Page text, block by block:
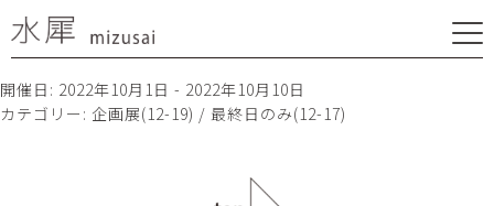
開催日: 2022年10月1日 - 2022年10月10日
カテゴリー: 企画展(12-19) / 最終日のみ(12-17)